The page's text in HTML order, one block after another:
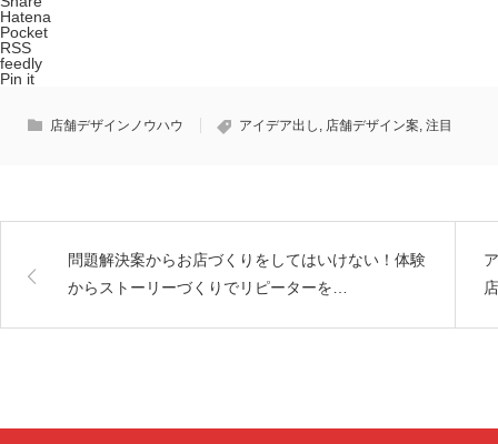
Hatena
Pocket
RSS
feedly
Pin it
店舗デザインノウハウ アイデア出し , 店舗デザイン案, 注目
問題解決案からお店づくりをしてはいけない！体験
からストーリーづくりでリピーターを…